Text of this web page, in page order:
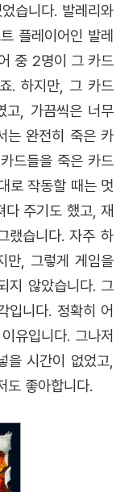
습니다. 발레리와
플레이어인 발레
중 2명이 그 카드
. 하지만, 그 카드
고, 가끔씩은 너무
는 완전히 죽은 카
드들을 죽은 카드
로 작동할 때는 멋
주기도 했고, 재
랬습니다. 자주 하
만, 그렇게 게임을
지 않았습니다. 그
입니다. 정확히 어
유입니다. 그나저
을 시간이 없었고,
도 좋아합니다.